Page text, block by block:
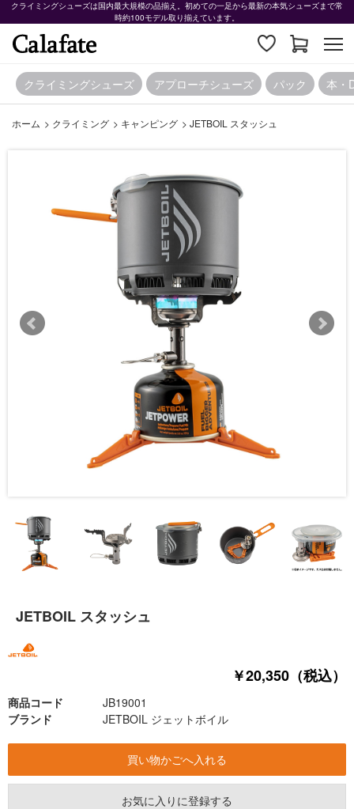
クライミングシューズは国内最大規模の品揃え。初めての一足から最新の本気シューズまで常
時約100モデル取り揃えています。
クライミングシューズ アプローチシューズ パック 本・
ホーム > クライミング > キャンピング > JETBOIL スタッシュ
JETBOIL スタッシュ
￥20,350（税込）
商品コード
JB19001
ブランド
JETBOIL ジェットボイル
お気に入りに登録する